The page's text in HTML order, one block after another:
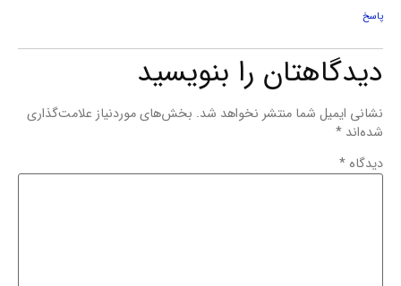
پاسخ
دیدگاهتان را بنویسید
نشانی ایمیل شما منتشر نخواهد شد.بخش‌های موردنیاز علامت‌گذاری
شده‌اند*
دیدگاه*